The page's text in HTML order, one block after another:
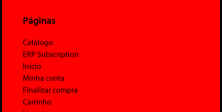
Páginas
Catálogo
ERP Subscription
Início
Minha conta
Finalizar compra
Carrinho